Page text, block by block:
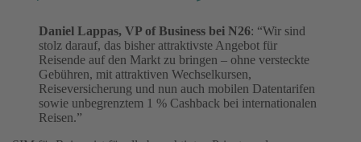
Daniel Lappas, VP of Business bei N26: “Wir sind
stolz darauf, das bisher attraktivste Angebot für
Reisende auf den Markt zu bringen – ohne versteckte
Gebühren, mit attraktiven Wechselkursen,
Reiseversicherung und nun auch mobilen Datentarifen
sowie unbegrenztem 1 % Cashback bei internationalen
Reisen.”